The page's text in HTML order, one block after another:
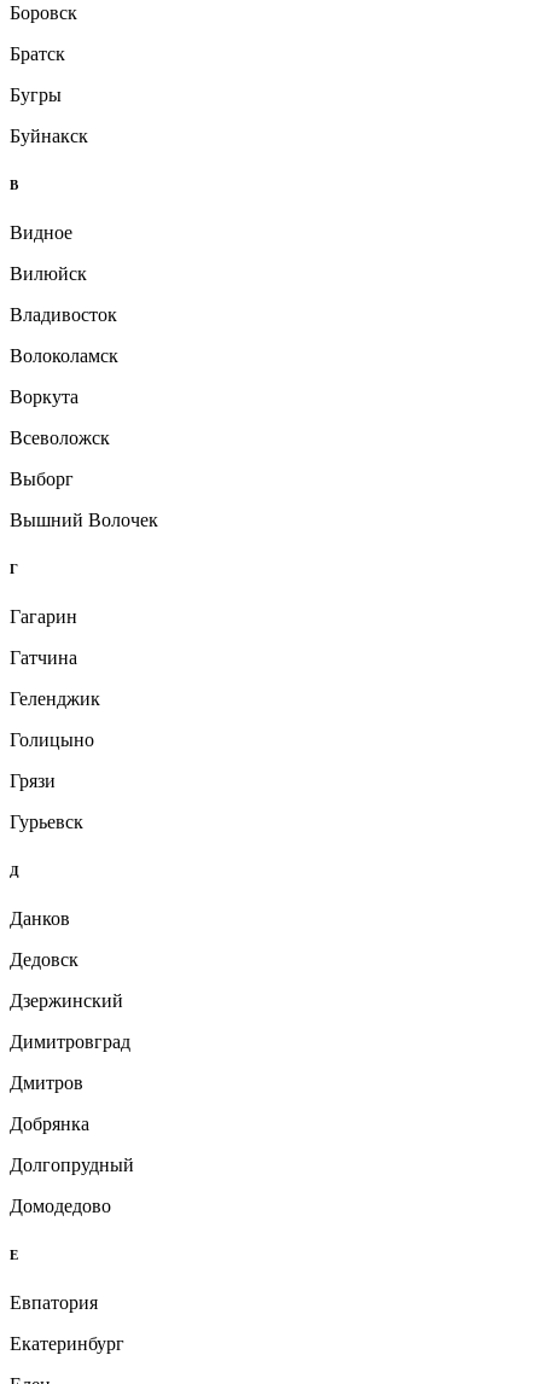
Боровск
Братск
Бугры
Буйнакск
В
Видное
Вилюйск
Владивосток
Волоколамск
Воркута
Всеволожск
Выборг
Вышний Волочек
Г
Гагарин
Гатчина
Геленджик
Голицыно
Грязи
Гурьевск
Д
Данков
Дедовск
Дзержинский
Димитровград
Дмитров
Добрянка
Долгопрудный
Домодедово
Е
Евпатория
Екатеринбург